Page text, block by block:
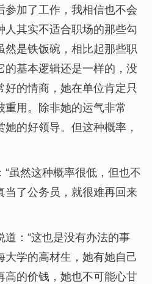
加了工作，我相信也不会
其实不适合职场的那些勾
是铁饭碗，相比起那些职
基本逻辑还是一样的，没
的情商，她在单位肯定只
用。除非她的运气非常
的好领导。但这种概率，
虽然这种概率很低，但也不
了公务员，就很难再回来
：“这也是没有办法的事
学的高材生，她有她自己
高的价钱，她也不可能心甘